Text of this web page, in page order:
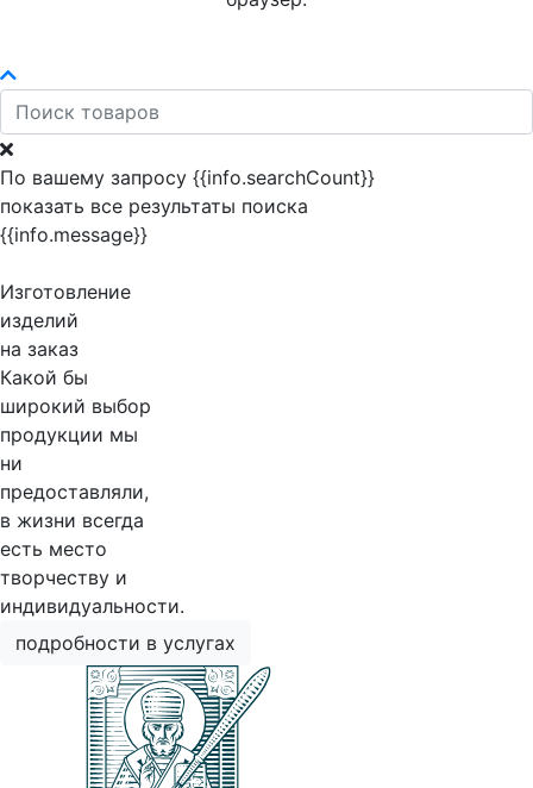
По вашему запросу {{info.searchCount}}
показать все результаты поиска
{{info.message}}
Изготовление
изделий
на заказ
Какой бы
широкий выбор
продукции мы
ни
предоставляли,
в жизни всегда
есть место
творчеству и
индивидуальности.
подробности в услугах